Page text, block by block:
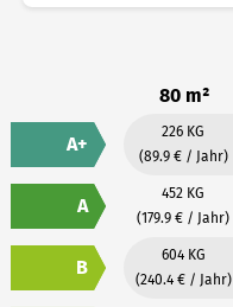
80 m²
A+
226 KG
(89.9 € / Jahr)
A
452 KG
(179.9 € / Jahr)
B
604 KG
(240.4 € / Jahr)